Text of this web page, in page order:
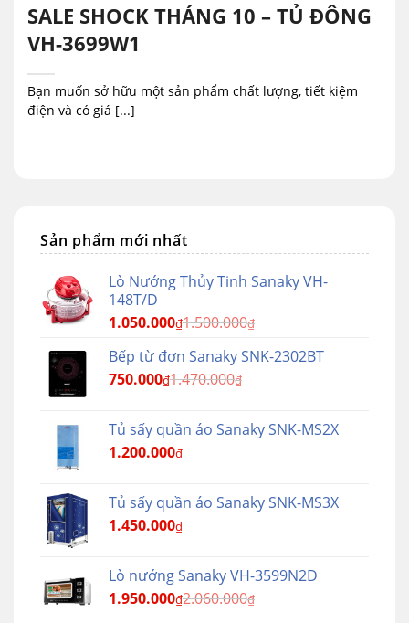
SALE SHOCK THÁNG 10 – TỦ ĐÔNG
VH-3699W1
Bạn muốn sở hữu một sản phẩm chất lượng, tiết kiệm
điện và có giá [...]
Sản phẩm mới nhất
Lò Nướng Thủy Tinh Sanaky VH-
148T/D
1.050.000₫1.500.000₫
Bếp từ đơn Sanaky SNK-2302BT
750.000₫1.470.000₫
Tủ sấy quần áo Sanaky SNK-MS2X
1.200.000₫
Tủ sấy quần áo Sanaky SNK-MS3X
1.450.000₫
Lò nướng Sanaky VH-3599N2D
1.950.000₫2.060.000₫